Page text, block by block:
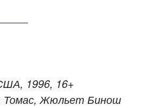
1996, 16+
Томас, Жюльет Бинош